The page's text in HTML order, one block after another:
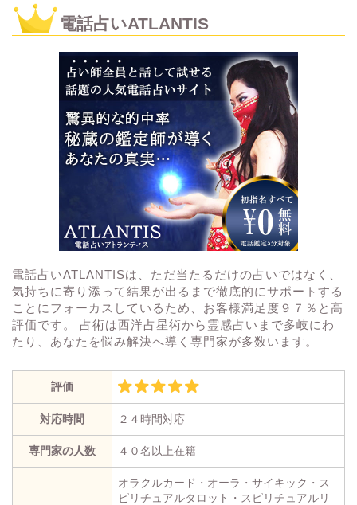
電話占いATLANTIS
電話占いATLANTISは、ただ当たるだけの占いではなく、
気持ちに寄り添って結果が出るまで徹底的にサポートする
ことにフォーカスしているため、お客様満足度９７％と高
評価です。 占術は西洋占星術から霊感占いまで多岐にわ
たり、あなたを悩み解決へ導く専門家が多数います。
評価
対応時間 ２４時間対応
専門家の人数 ４０名以上在籍
オラクルカード・オーラ・サイキック・ス
ピリチュアルタロット・スピリチュアルリ